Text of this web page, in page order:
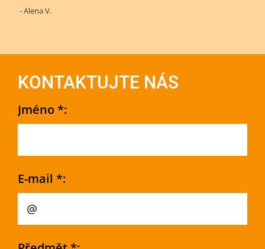
- Alena V.
KONTAKTUJTE NÁS
Jméno *:
E-mail *: